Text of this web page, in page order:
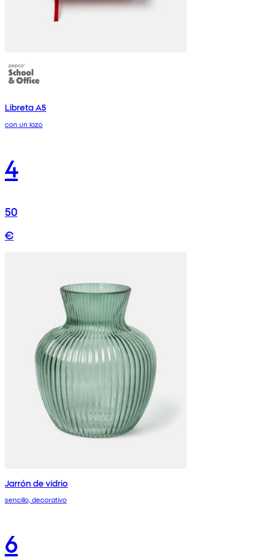
Libreta A5
con un lazo
4
50
€
Jarrón de vidrio
sencillo, decorativo
6